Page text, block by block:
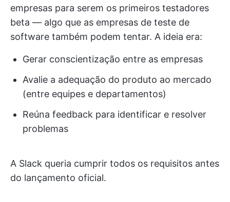
empresas para serem os primeiros testadores
beta — algo que as empresas de teste de
software também podem tentar. A ideia era:
Gerar conscientização entre as empresas
Avalie a adequação do produto ao mercado
(entre equipes e departamentos)
Reúna feedback para identificar e resolver
problemas
A Slack queria cumprir todos os requisitos antes
do lançamento oficial.